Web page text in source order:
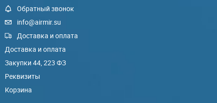
Обратный звонок
info@airmir.su
Доставка и оплата
Доставка и оплата
Закупки 44, 223 ФЗ
Реквизиты
Корзина